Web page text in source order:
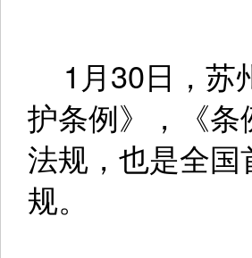
1月30日，苏
护条例》，《
法规，也是全
规。